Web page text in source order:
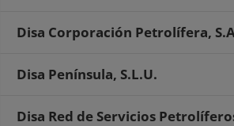
Disa Corporación Petrolífera,
Disa Península, S.L.U.
Disa Red de Servicios